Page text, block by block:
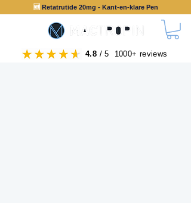
🆕 Retatrutide 20mg - Kant-en-klare Pen
4.8 / 5 1000+ reviews